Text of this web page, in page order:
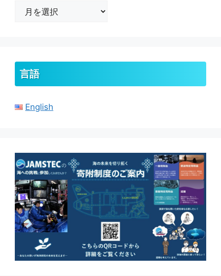
言語
English